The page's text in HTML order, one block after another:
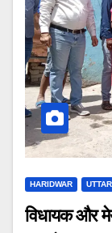
HARIDWAR
विधायक और